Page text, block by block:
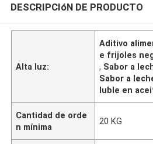
DESCRIPCIóN DE PRODUCTO
Alta luz:
Aditivo
e frijoles
, Sabor a
Sabor a
luble en
Cantidad de orde
n mínima
20 KG